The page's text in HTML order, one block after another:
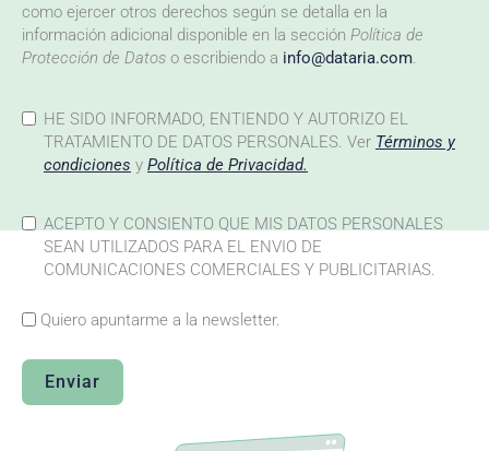
como ejercer otros derechos según se detalla en la
información adicional disponible en la sección Política de
Protección de Datos o escribiendo a info@dataria.com.
HE SIDO INFORMADO, ENTIENDO Y AUTORIZO EL
TRATAMIENTO DE DATOS PERSONALES. Ver Términos y
condiciones y Política de Privacidad.
ACEPTO Y CONSIENTO QUE MIS DATOS PERSONALES
SEAN UTILIZADOS PARA EL ENVIO DE
COMUNICACIONES COMERCIALES Y PUBLICITARIAS.
Quiero apuntarme a la newsletter.
Enviar